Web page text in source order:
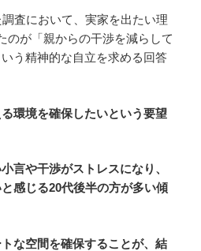
査において、実家を出たい理
のが「親からの干渉を減らして
う精神的な自立を求める回答
環境を確保したいという要望
言や干渉がストレスになり、
感じる20代後半の方が多い傾
な空間を確保することが、結